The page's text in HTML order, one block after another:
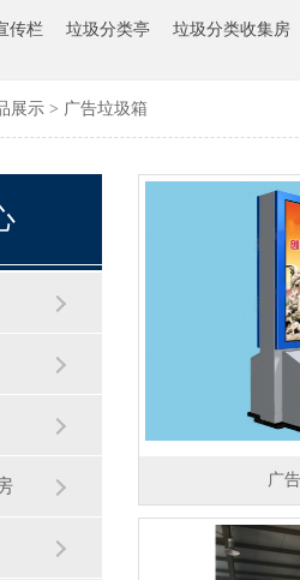
传栏 垃圾分类亭 垃圾分类收集房
展示 > 广告垃圾箱
广